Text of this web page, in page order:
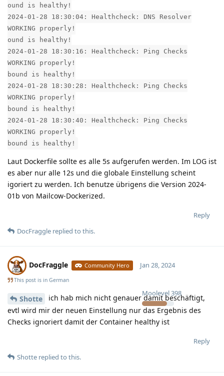
ound is healthy!
2024-01-28 18:30:04: Healthcheck: DNS Resolver
WORKING properly!
ound is healthy!
2024-01-28 18:30:16: Healthcheck: Ping Checks
WORKING properly!
bound is healthy!
2024-01-28 18:30:28: Healthcheck: Ping Checks
WORKING properly!
bound is healthy!
2024-01-28 18:30:40: Healthcheck: Ping Checks
WORKING properly!
bound is healthy!
Laut Dockerfile sollte es alle 5s aufgerufen werden. Im LOG ist
es aber nur alle 12s und die globale Einstellung scheint
igoriert zu werden. Ich benutze übrigens die Version 2024-
01b von Mailcow-Dockerized.
Reply
DocFraggle replied to this.
DocFraggle Community Hero
Moolevel398
Jan 28, 2024
This post is in German
Shotte
ich hab mich nicht genauer damit beschäftigt,
evtl wird mir der neuen Einstellung nur das Ergebnis des
Checks ignoriert damit der Container healthy ist
Reply
Shotte replied to this.